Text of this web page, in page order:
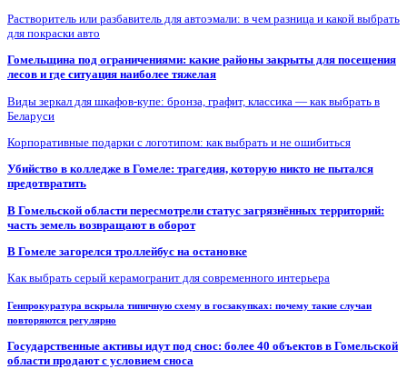
Растворитель или разбавитель для автоэмали: в чем разница и какой выбрать
для покраски авто
Гомельщина под ограничениями: какие районы закрыты для посещения
лесов и где ситуация наиболее тяжелая
Виды зеркал для шкафов-купе: бронза, графит, классика — как выбрать в
Беларуси
Корпоративные подарки с логотипом: как выбрать и не ошибиться
Убийство в колледже в Гомеле: трагедия, которую никто не пытался
предотвратить
В Гомельской области пересмотрели статус загрязнённых территорий:
часть земель возвращают в оборот
В Гомеле загорелся троллейбус на остановке
Как выбрать серый керамогранит для современного интерьера
Генпрокуратура вскрыла типичную схему в госзакупках: почему такие случаи
повторяются регулярно
Государственные активы идут под снос: более 40 объектов в Гомельской
области продают с условием сноса